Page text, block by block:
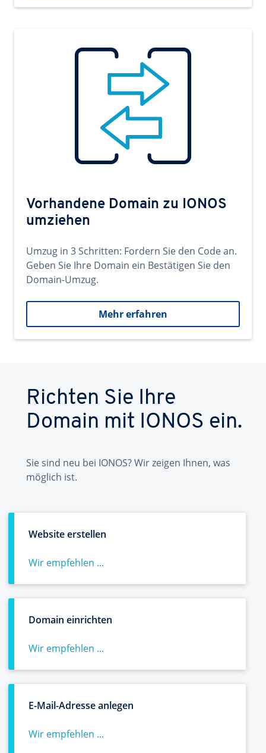
Vorhandene Domain zu IONOS
umziehen
Umzug in 3 Schritten: Fordern Sie den Code an.
Geben Sie Ihre Domain ein Bestätigen Sie den
Domain-Umzug.
Mehr erfahren
Richten Sie Ihre
Domain mit IONOS ein.
Sie sind neu bei IONOS? Wir zeigen Ihnen, was
möglich ist.
Website erstellen
Wir empfehlen ...
Domain einrichten
Wir empfehlen ...
E-Mail-Adresse anlegen
Wir empfehlen ...